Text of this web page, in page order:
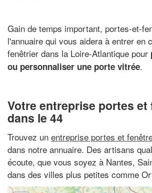
Gain de temps important, portes-et-
l'annuaire qui vous aidera à entrer en
fenêtrier dans la Loire-Atlantique pour
ou personnaliser une porte vitrée.
Votre entreprise portes et
dans le 44
Trouvez un entreprise portes et
dans notre annuaire. Des artisans
écoute, que vous soyez à Nantes,
dans des villes plus petites comme